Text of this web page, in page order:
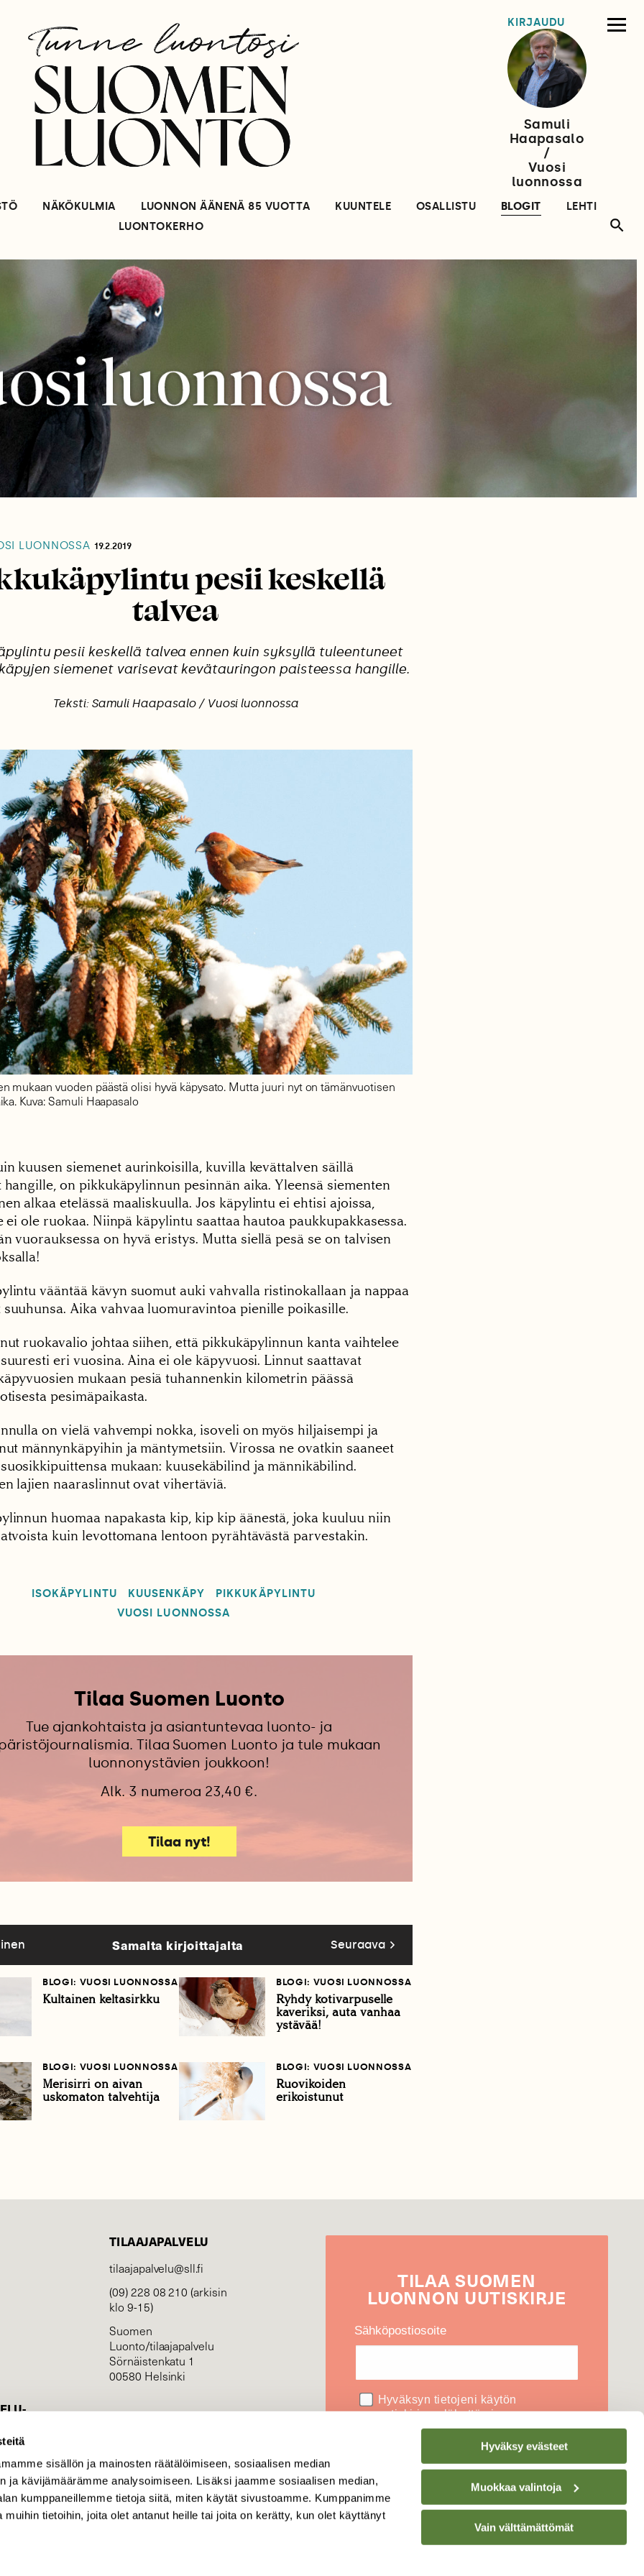
sisällön ja mainosten räätälöimiseen, sosiaalisen median
ja kävijämäärämme analysoimiseen. Lisäksi jaamme sosiaalisen median,
kumppaneillemme tietoja siitä, miten käytät sivustoamme. Kumppanimme
muihin tietoihin, joita olet antanut heille tai joita on kerätty, kun olet käyttänyt
Hyväksy evästeet
Muokkaa valintoja
Vain välttämättömät
KIRJAUDU
NÄKÖKULMIA LUONNON ÄÄNENÄ 85 VUOTTA KUUNTELE OSALLISTU BLOGIT
LEHTI
LUONTOKERHO
Samuli
Haapasalo
/
Vuosi
luonnossa
LUONNOSSA 19.2.2019
pesii keskellä
talvea
pesii keskellä talvea ennen kuin syksyllä tuleentuneet
siemenet varisevat kevätauringon paisteessa hangille.
Teksti: Samuli Haapasalo / Vuosi luonnossa
mukaan vuoden päästä olisi hyvä käpysato. Mutta juuri nyt on tämänvuotisen
Kuva: Samuli Haapasalo
kuusen siemenet aurinkoisilla, kuvilla kevättalven säillä
hangille, on pikkukäpylinnun pesinnän aika. Yleensä siementen
alkaa etelässä maaliskuulla. Jos käpylintu ei ehtisi ajoissa,
ei ole ruokaa. Niinpä käpylintu saattaa hautoa paukkupakkasessa.
vuorauksessa on hyvä eristys. Mutta siellä pesä se on talvisen
vääntää kävyn suomut auki vahvalla ristinokallaan ja nappaa
suuhunsa. Aika vahvaa luomuravintoa pienille poikasille.
ruokavalio johtaa siihen, että pikkukäpylinnun kanta vaihtelee
eri vuosina. Aina ei ole käpyvuosi. Linnut saattavat
mukaan pesiä tuhannenkin kilometrin päässä
pesimäpaikasta.
on vielä vahvempi nokka, isoveli on myös hiljaisempi ja
männynkäpyihin ja mäntymetsiin. Virossa ne ovatkin saaneet
mukaan: kuusekäbilind ja männikäbilind.
lajien naaraslinnut ovat vihertäviä.
huomaa napakasta kip, kip kip äänestä, joka kuuluu niin
kuin levottomana lentoon pyrähtävästä parvestakin.
ISOKÄPYLINTU KUUSENKÄPY
PIKKUKÄPYLINTU
VUOSI LUONNOSSA
Tilaa Suomen Luonto
Tue ajankohtaista ja asiantuntevaa luonto- ja
Tilaa Suomen Luonto ja tule mukaan
luonnonystävien joukkoon!
Alk. 3 numeroa 23,40 €.
Tilaa nyt!
Samalta kirjoittajalta Seuraava
BLOGI: VUOSI LUONNOSSA
Kultainen keltasirkku
BLOGI: VUOSI LUONNOSSA
Ryhdy kotivarpuselle
kaveriksi, auta vanhaa
ystävää!
BLOGI: VUOSI LUONNOSSA
Merisirri on aivan
uskomaton talvehtija
BLOGI: VUOSI LUONNOSSA
Ruovikoiden
erikoistunut
on
TILAAJAPALVELU
tilaajapalvelu@sll.fi
(09) 228 08 210 (arkisin
klo 9-15)
Suomen
Luonto/tilaajapalvelu
Sörnäistenkatu 1
00580 Helsinki
Yhteystiedot
palaute@suomenluonto.fi
Suomen Luonto
TILAASUOMEN
LUONNON UUTIS­KIRJE
Sähköpostiosoite
Hyväksyn tietojeni käytön
uutiskirjeen lähettämiseen
Tietosuojaseloste